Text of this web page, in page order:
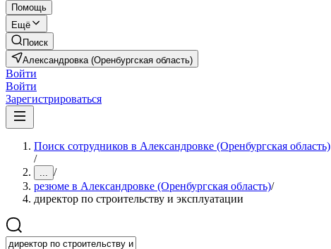
Помощь
Ещё
Поиск
Александровка (Оренбургская область)
Войти
Войти
Зарегистрироваться
Поиск сотрудников в Александровке (Оренбургская область)
/
... /
резюме в Александровке (Оренбургская область)/
директор по строительству и эксплуатации